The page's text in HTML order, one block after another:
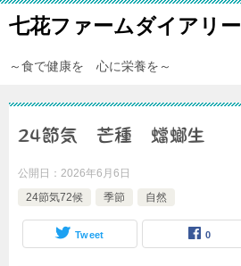
七花ファームダイアリー
～食で健康を 心に栄養を～
24節気 芒種 蟷螂生
公開日： 2026年6月6日
24節気72候
季節 自然
Tweet 0